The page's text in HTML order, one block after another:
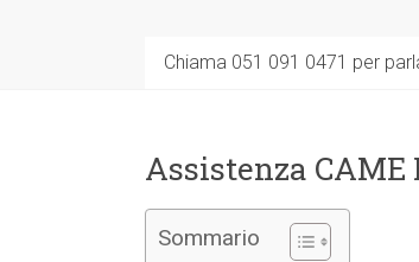
Chiama 051 091 0471 per
Assistenza CAME
Sommario